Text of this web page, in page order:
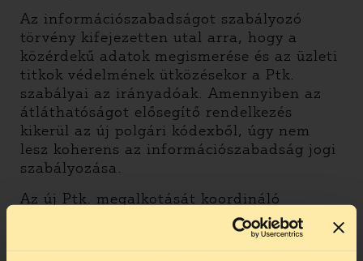
Az információszabadságot szabályozó
törvény kifejezetten utal arra, hogy a
közérdekű adatok megismerése és az üzleti
titkok védelmének ütközésekor a Ptk.
szabályai az irányadóak. Amennyiben az
átláthatóságot elősegítő rendelkezés
kikerül az új polgári kódexből, úgy nem
lesz koherens az információszabadság jogi
szabályozása.
Az új Ptk. megalkotását koordináló
miniszteri biztos nyilatkozta szerint az
átláthatóságot biztosító rendelkezések nem
kerülnek ki a jogrendszerből, hanem a